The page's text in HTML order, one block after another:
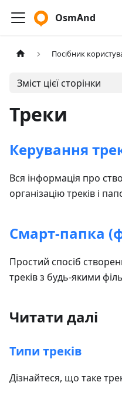
OsmAnd
Посібник
Зміст цієї сторінки
Треки
Керування
Вся інформація про
організацію треків і
Смарт-папка
Простий спосіб
треків з будь-якими
Читати далі
Типи треків
Дізнайтеся, що таке